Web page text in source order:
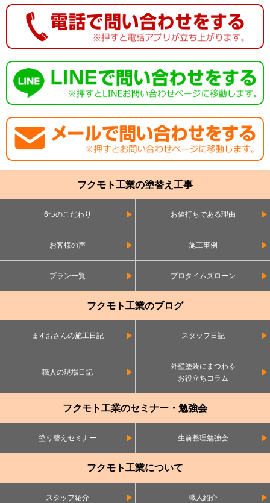
フクモト工業の塗替え工事
6つのこだわり お値打ちである理由
お客様の声 施工事例
プラン一覧 プロタイムズローン
フクモト工業のブログ
ますおさんの施工日記 スタッフ日記
職人の現場日記
外壁塗装にまつわる
お役立ちコラム
フクモト工業のセミナー・勉強会
塗り替えセミナー 生前整理勉強会
フクモト工業について
スタッフ紹介 職人紹介